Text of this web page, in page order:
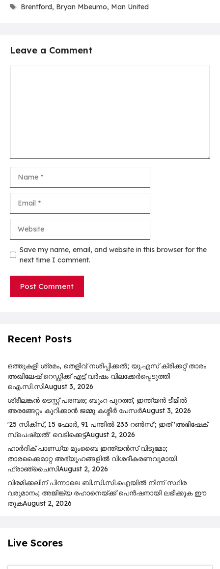
Tags
Brentford, Bryan Mbeumo, Man United
Leave a Comment
Save my name, email, and website in this browser for the
next time I comment.
Recent Posts
ഒത്തുകളി ശ്രമം, തെളിവ് നശിപ്പിക്കൽ; യു.എസ് ക്രിക്കറ്റ് താരം
അഖിലേഷ് റെഡ്ഡിക്ക് എട്ട് വർഷം വിലക്കേർപ്പെടുത്തി
ഐ.സി.സിAugust 3, 2026
ശ്രീലങ്കൻ ടെസ്റ്റ് പരമ്പര; ബുംറ പുറത്ത്, ഇന്ത്യൻ ടീമിൽ
അരങ്ങേറ്റം കുറിക്കാൻ ജമ്മു കശ്മീർ പേസർAugust 3, 2026
'25 സിക്സ്, 15 ഫോർ, 91 പന്തിൽ 233 റൺസ്'; ഇത് 'അഭിഷേക്
സ്പെഷ്യൽ' വെടിക്കെട്ട്August 2, 2026
ഹാർദിക് പാണ്ഡ്യ മുംബൈ ഇന്ത്യൻസ് വിടുമോ;
താരക്കൈമാറ്റ അഭ്യൂഹങ്ങളിൽ വിശദീകരണവുമായി
ഫ്രാഞ്ചൈസിAugust 2, 2026
വിരമിക്കലിന് പിന്നാലെ ബി.സി.സി.ഐയിൽ നിന്ന് സ്ഥിര
വരുമാനം; അജിങ്ക്യ രഹാനെയ്ക്ക് പെൻഷനായി ലഭിക്കുക ഈ
തുകAugust 2, 2026
Live Scores